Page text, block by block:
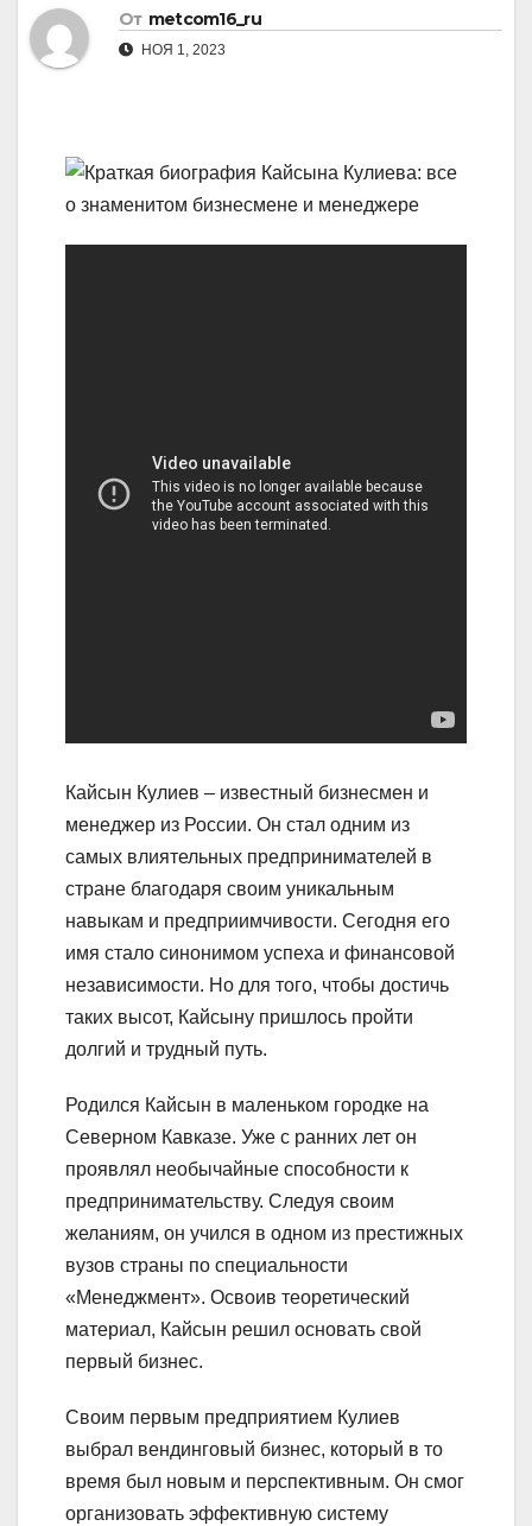
От metcom16_ru
НОЯ 1, 2023
Кайсын Кулиев – известный бизнесмен и
менеджер из России. Он стал одним из
самых влиятельных предпринимателей в
стране благодаря своим уникальным
навыкам и предприимчивости. Сегодня его
имя стало синонимом успеха и финансовой
независимости. Но для того, чтобы достичь
таких высот, Кайсыну пришлось пройти
долгий и трудный путь.
Родился Кайсын в маленьком городке на
Северном Кавказе. Уже с ранних лет он
проявлял необычайные способности к
предпринимательству. Следуя своим
желаниям, он учился в одном из престижных
вузов страны по специальности
«Менеджмент». Освоив теоретический
материал, Кайсын решил основать свой
первый бизнес.
Своим первым предприятием Кулиев
выбрал вендинговый бизнес, который в то
время был новым и перспективным. Он смог
организовать эффективную систему